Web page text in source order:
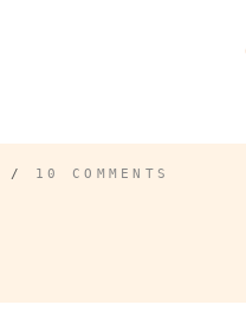
/ 10 COMMENTS